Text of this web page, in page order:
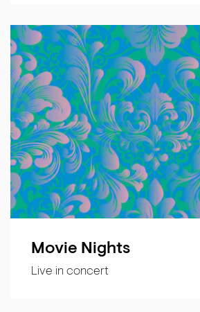
Movie Nights
Live in concert